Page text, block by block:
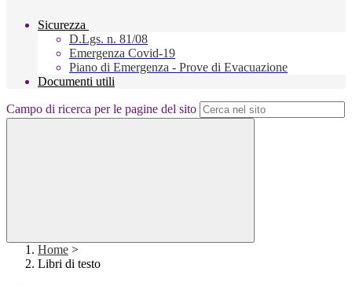
Sicurezza
D.Lgs. n. 81/08
Emergenza Covid-19
Piano di Emergenza - Prove di Evacuazione
Documenti utili
Campo di ricerca per le pagine del sito
Home >
Libri di testo